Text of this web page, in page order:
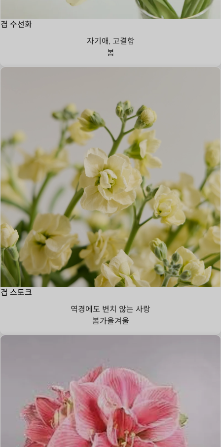
겹 수선화
자기애, 고결함
봄
겹 스토크
역경에도 변치 않는 사랑
봄가을겨울